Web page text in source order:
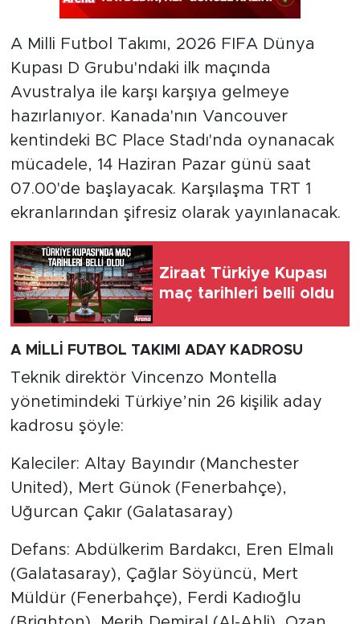
A Milli Futbol Takımı, 2026 FIFA Dünya
Kupası D Grubu'ndaki ilk maçında
Avustralya ile karşı karşıya gelmeye
hazırlanıyor. Kanada'nın Vancouver
kentindeki BC Place Stadı'nda oynanacak
mücadele, 14 Haziran Pazar günü saat
07.00'de başlayacak. Karşılaşma TRT 1
ekranlarından şifresiz olarak yayınlanacak.
Ziraat Türkiye Kupası
maç tarihleri belli oldu
A MİLLİ FUTBOL TAKIMI ADAY KADROSU
Teknik direktör Vincenzo Montella
yönetimindeki Türkiye’nin 26 kişilik aday
kadrosu şöyle:
Kaleciler: Altay Bayındır (Manchester
United), Mert Günok (Fenerbahçe),
Uğurcan Çakır (Galatasaray)
Defans: Abdülkerim Bardakcı, Eren Elmalı
(Galatasaray), Çağlar Söyüncü, Mert
Müldür (Fenerbahçe), Ferdi Kadıoğlu